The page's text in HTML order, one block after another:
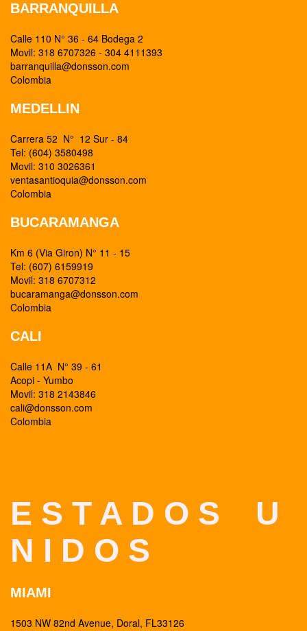
BARRANQUILLA
Calle 110 N° 36 - 64 Bodega 2
Movil: 318 6707326 - 304 4111393
barranquilla@donsson.com
Colombia
MEDELLIN
Carrera 52 N° 12 Sur - 84
Tel: (604) 3580498
Movil: 310 3026361
ventasantioquia@donsson.com
Colombia
BUCARAMANGA
Km 6 (Via Giron) N° 11 - 15
Tel: (607) 6159919
Movil: 318 6707312
bucaramanga@donsson.com
Colombia
CALI
Calle 11A N° 39 - 61
Acopi - Yumbo
Movil: 318 2143846
cali@donsson.com
Colombia
E S T A D O S U
N I D O S
MIAMI
1503 NW 82nd Avenue, Doral, FL33126